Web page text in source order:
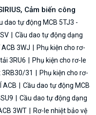
Cảm biến công
dao tự động MCB 5TJ3 -
Cầu dao tự động dạng
3WJ
Phụ kiện cho rơ-
3RU6
Phụ kiện cho rơ-le
3RB30/31
Phụ kiện cho rơ-
ACB
Cầu dao tự động MCB
Cầu dao tự động dạng
3WT
Rơ-le nhiệt bảo vệ